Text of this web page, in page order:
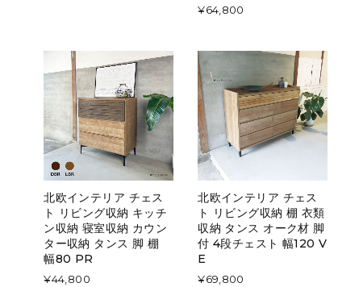
¥64,800
北欧インテリア チェス
ト リビング収納 キッチ
ン収納 寝室収納 カウン
ター収納 タンス 脚 棚
幅80 PR
¥44,800
北欧インテリア チェス
ト リビング収納 棚 衣類
収納 タンス オーク材 脚
付 4段チェスト 幅120 V
E
¥69,800